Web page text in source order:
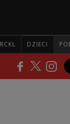
RCKL DZIECI